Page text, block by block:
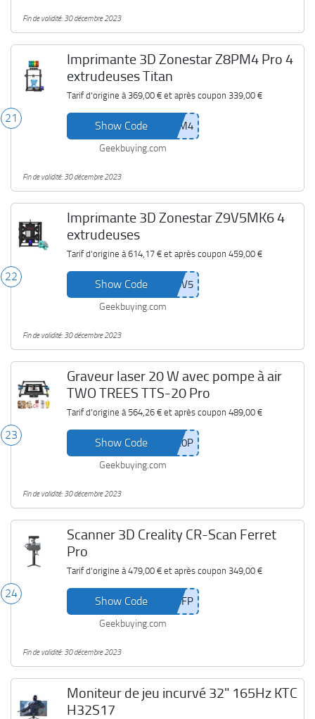
Fin de validité: 30 décembre 2023
21
Imprimante 3D Zonestar Z8PM4 Pro 4
extrudeuses Titan
Tarif d'origine à 369,00 €et après coupon 339,00 €
Show Code
Geekbuying.com
Fin de validité: 30 décembre 2023
22
Imprimante 3D Zonestar Z9V5MK6 4
extrudeuses
Tarif d'origine à614,17 €et après coupon 459,00 €
Show Code
Geekbuying.com
Fin de validité: 30 décembre 2023
23
Graveur laser 20 W avec pompe à air
TWO TREES TTS-20 Pro
Tarif d'origine à 564,26 €et après coupon 489,00 €
Show Code
Geekbuying.com
Fin de validité: 30 décembre 2023
24
Scanner 3D Creality CR-Scan Ferret
Pro
Tarif d'origine à479,00 €et après coupon 349,00 €
Show Code
Geekbuying.com
Fin de validité: 30 décembre 2023
Moniteur de jeu incurvé 32" 165Hz KTC
H32S17